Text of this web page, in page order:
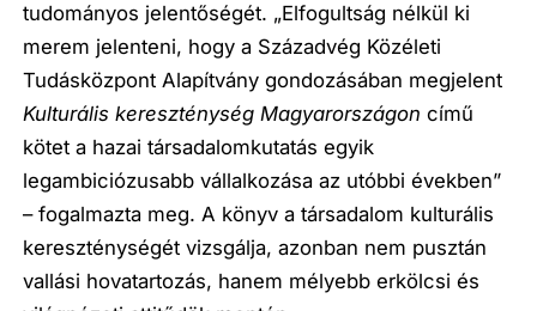
tudományos jelentőségét. „Elfogultság nélkül ki
merem jelenteni, hogy a Századvég Közéleti
Tudásközpont Alapítvány gondozásában megjelent
Kulturális kereszténység Magyarországon című
kötet a hazai társadalomkutatás egyik
legambiciózusabb vállalkozása az utóbbi években”
– fogalmazta meg. A könyv a társadalom kulturális
kereszténységét vizsgálja, azonban nem pusztán
vallási hovatartozás, hanem mélyebb erkölcsi és